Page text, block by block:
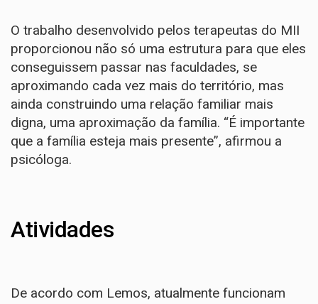
O trabalho desenvolvido pelos terapeutas do MII
proporcionou não só uma estrutura para que eles
conseguissem passar nas faculdades, se
aproximando cada vez mais do território, mas
ainda construindo uma relação familiar mais
digna, uma aproximação da família. “É importante
que a família esteja mais presente”, afirmou a
psicóloga.
Atividades
De acordo com Lemos, atualmente funcionam